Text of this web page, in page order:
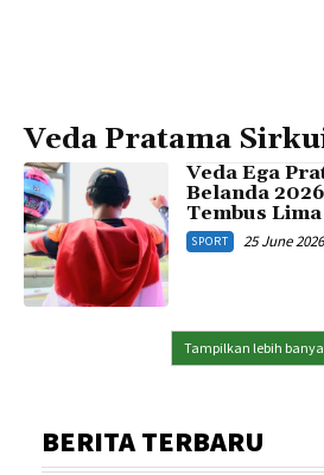
Veda Pratama
Veda Ega
Belanda
Tembus
SPORT 25 June
Tampilkan lebih
BERITA TERBARU